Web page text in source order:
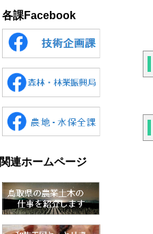
各課Facebook
関連ホームページ